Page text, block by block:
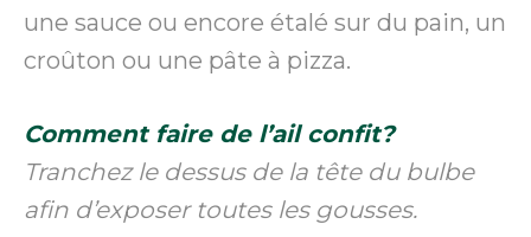
une sauce ou encore étalé sur du pain, un
croûton ou une pâte à pizza.
Comment faire de l’ail confit?
Tranchez le dessus de la tête du bulbe
afin d’exposer toutes les gousses.